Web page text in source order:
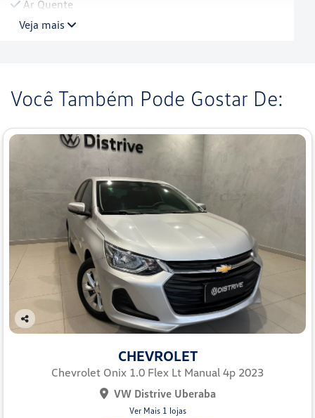
Ar Quente
Veja mais
Você Também Pode Gostar De:
Co
CHEVROLET
Chevrolet Onix 1.0 Flex Lt Manual 4p 2023
VW Distrive Uberaba
Ver Mais 1 lojas